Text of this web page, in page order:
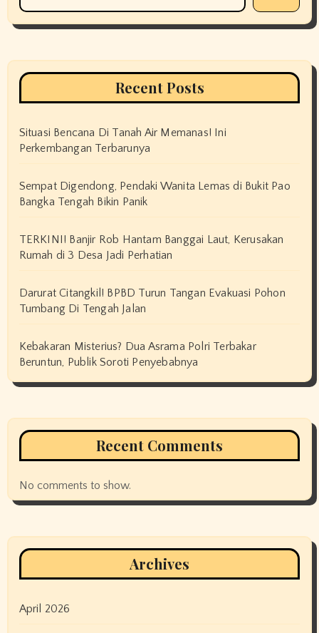
Recent Posts
Situasi Bencana Di Tanah Air Memanas! Ini
Perkembangan Terbarunya
Sempat Digendong, Pendaki Wanita Lemas di Bukit Pao
Bangka Tengah Bikin Panik
TERKINI! Banjir Rob Hantam Banggai Laut, Kerusakan
Rumah di 3 Desa Jadi Perhatian
Darurat Citangkil! BPBD Turun Tangan Evakuasi Pohon
Tumbang Di Tengah Jalan
Kebakaran Misterius? Dua Asrama Polri Terbakar
Beruntun, Publik Soroti Penyebabnya
Recent Comments
No comments to show.
Archives
April 2026